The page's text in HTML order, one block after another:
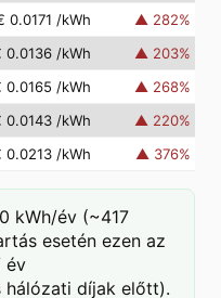
0.0171 /kWh ▲ 282%
0.0136 /kWh ▲ 203%
0.0165 /kWh ▲ 268%
0.0143 /kWh ▲ 220%
0.0213 /kWh ▲ 376%
kWh/év (~417
esetén ezen az
év
hálózati díjak előtt).